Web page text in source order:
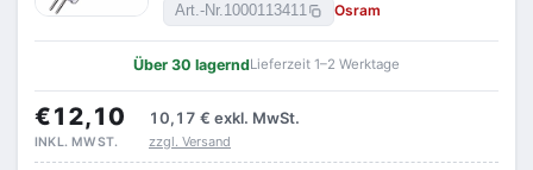
Art.-Nr.1000113411 Osram
Über 30 lagerndLieferzeit 1–2 Werktage
€12,10 10,17 € exkl. MwSt.
INKL. MWST. zzgl. Versand